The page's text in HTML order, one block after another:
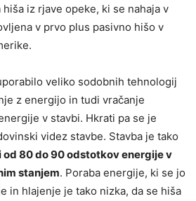
iz rjave opeke, ki se nahaja v
v prvo plus pasivno hišo v
veliko sodobnih tehnologij
z energijo in tudi vračanje
v stavbi. Hkrati pa se je
videz stavbe. Stavba je tako
od 80 do 90 odstotkov energije v
stanjem. Poraba energije, ki se jo
in hlajenje je tako nizka, da se hiša